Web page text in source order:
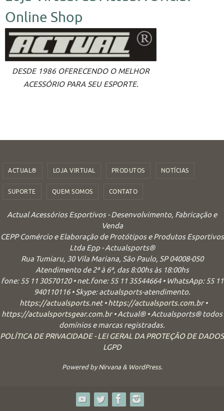
Online Shop
DESDE 1986 OFERECENDO O MELHOR
ACESSÓRIO PARA SEU ESPORTE.
ACTUAL® LOJA VIRTUAL PRODUTOS NOTÍCIAS
SUPORTE QUEM SOMOS CONTATO
Actual Acessórios Esportivos - Desenvolvimento, Fabricação e
Venda
CEPP Comércio e Elaboração de Protótipos e Produtos Esportivos
Ltda Epp - Actualsports®
Rua Tumiaru, 30 Vila Mariana, São Paulo, SP 04008-050
Atendimento de 2ª à 6ª, das 8:00hs às 18:00hs
fone: 55 11 30570120 • net.fone: 55 11 35544664 • WhatsApp: 55 11
940110116 • Skype: actualsports-atendimento.
https://actualsports.net•https://actualsports.com.br•
https://actualsportsgear.com.br• Actual® • Actualsports® todos
domínios e marcas registradas.
POLÍTICA DE PRIVACIDADE - LEI GERAL DA PROTEÇÃO DE DADOS
LGPD
Powered byNirvana& WordPress.